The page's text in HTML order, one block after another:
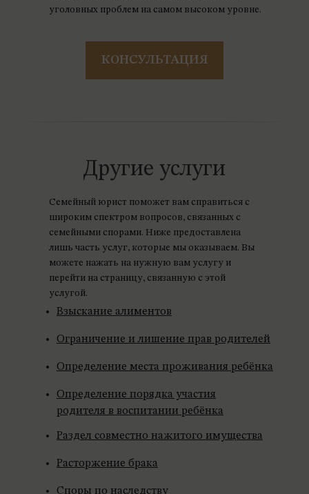
КОНСУЛЬТАЦИЯ
уголовных проблем на самом высоком уровне.
Другие услуги
Взыскание алиментов
Ограничение и лишение прав родителей
Определение места проживания ребёнка
Определение порядка участия
родителя в воспитании ребёнка
Раздел совместно нажитого имущества
Расторжение брака
Споры по наследству
Семейный юрист поможет вам справиться с
широким спектром вопросов, связанных с
семейными спорами. Ниже предоставлена
лишь часть услуг, которые мы оказываем. Вы
можете нажать на нужную вам услугу и
перейти на страницу, связанную с этой
услугой.